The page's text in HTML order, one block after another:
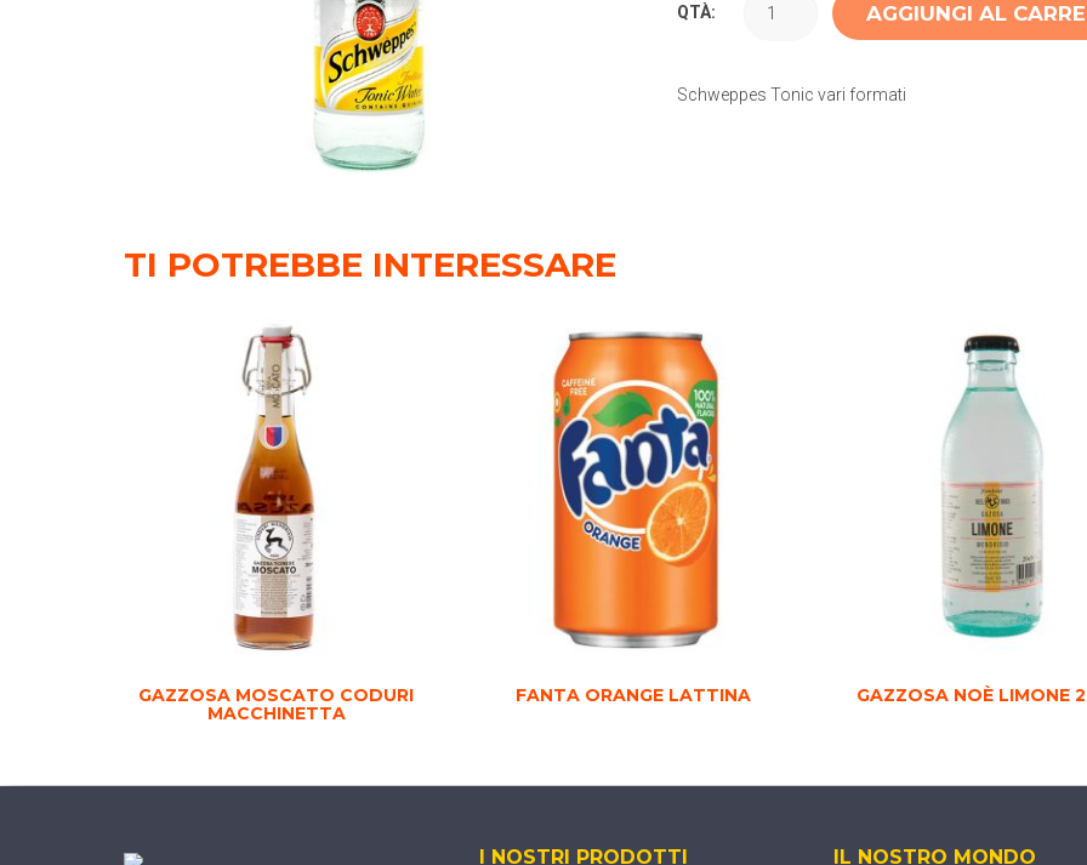
QTÀ: AGGIUNGI AL
Schweppes Tonic vari formati
TI POTREBBE INTERESSARE
GAZZOSA MOSCATO CODURI
MACCHINETTA
FANTA ORANGE LATTINA GAZZOSA NOÈ LIMONE
I NOSTRI PRODOTTI IL NOSTRO MONDO